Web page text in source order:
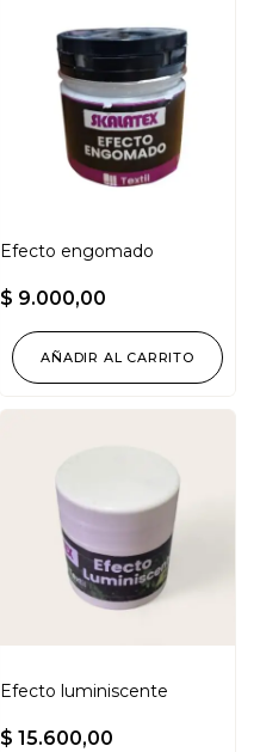
Efecto engomado
$ 9.000,00
AÑADIR AL CARRITO
Efecto luminiscente
$ 15.600,00